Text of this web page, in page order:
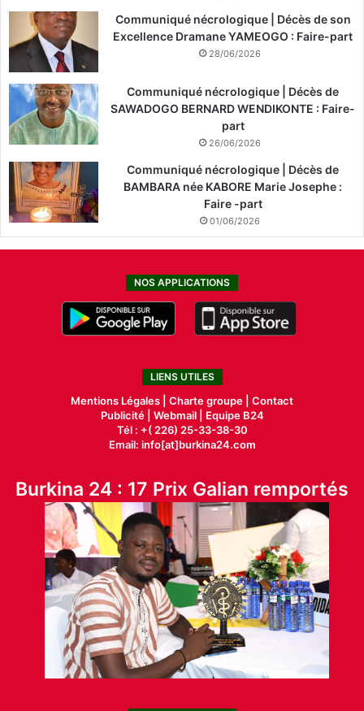
Communiqué nécrologique | Décès de son
Excellence Dramane YAMEOGO : Faire-part
28/06/2026
Communiqué nécrologique | Décès de
SAWADOGO BERNARD WENDIKONTE : Faire-
part
26/06/2026
Communiqué nécrologique | Décès de
BAMBARA née KABORE Marie Josephe :
Faire -part
01/06/2026
NOS APPLICATIONS
LIENS UTILES
Mentions Légales | Charte groupe | Contact
Publicité| Webmail |
Equipe B24
Tél : +( 226) 25-33-38-30
Email: info[at]burkina24.com
Burkina 24 : 17 Prix Galian remportés